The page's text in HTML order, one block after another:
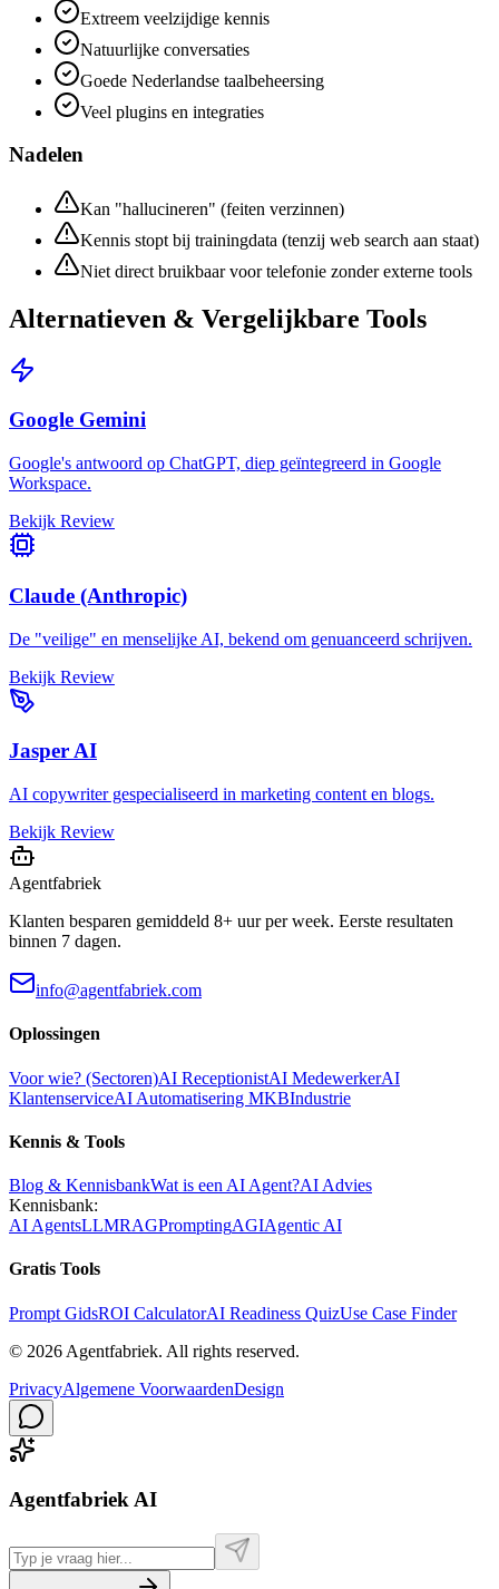
Extreem veelzijdige kennis
Natuurlijke conversaties
Goede Nederlandse taalbeheersing
Veel plugins en integraties
Nadelen
Kan "hallucineren" (feiten verzinnen)
Kennis stopt bij trainingdata (tenzij web search aan staat)
Niet direct bruikbaar voor telefonie zonder externe tools
Alternatieven & Vergelijkbare Tools
Google Gemini
Google's antwoord op ChatGPT, diep geïntegreerd in Google
Workspace.
Bekijk Review
Claude (Anthropic)
De "veilige" en menselijke AI, bekend om genuanceerd schrijven.
Bekijk Review
Jasper AI
AI copywriter gespecialiseerd in marketing content en blogs.
Bekijk Review
Agentfabriek
Klanten besparen gemiddeld 8+ uur per week. Eerste resultaten
binnen 7 dagen.
info@agentfabriek.com
Oplossingen
Voor wie? (Sectoren)AI ReceptionistAI MedewerkerAI
KlantenserviceAI Automatisering MKBIndustrie
Kennis & Tools
Blog & KennisbankWat is een AI Agent?AI Advies
Kennisbank:
AI AgentsLLMRAGPromptingAGIAgentic AI
Gratis Tools
Prompt GidsROI CalculatorAI Readiness QuizUse Case Finder
© 2026 Agentfabriek. All rights reserved.
PrivacyAlgemene VoorwaardenDesign
Agentfabriek AI